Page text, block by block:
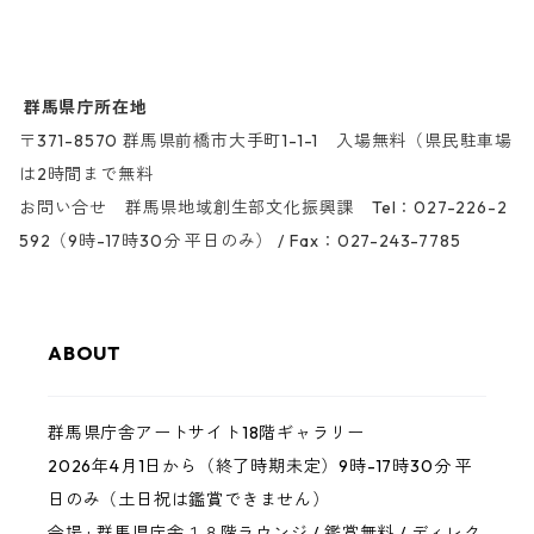
群馬県庁所在地
〒371-8570 群馬県前橋市大手町1-1-1 入場無料（県民駐車場
は2時間まで無料
お問い合せ 群馬県地域創生部文化振興課 Tel：027-226-2
592（9時-17時30分 平日のみ） / Fax：027-243-7785
ABOUT
群馬県庁舎アートサイト18階ギャラリー
2026年4月1日から（終了時期未定）9時-17時30分 平
日のみ（土日祝は鑑賞できません）